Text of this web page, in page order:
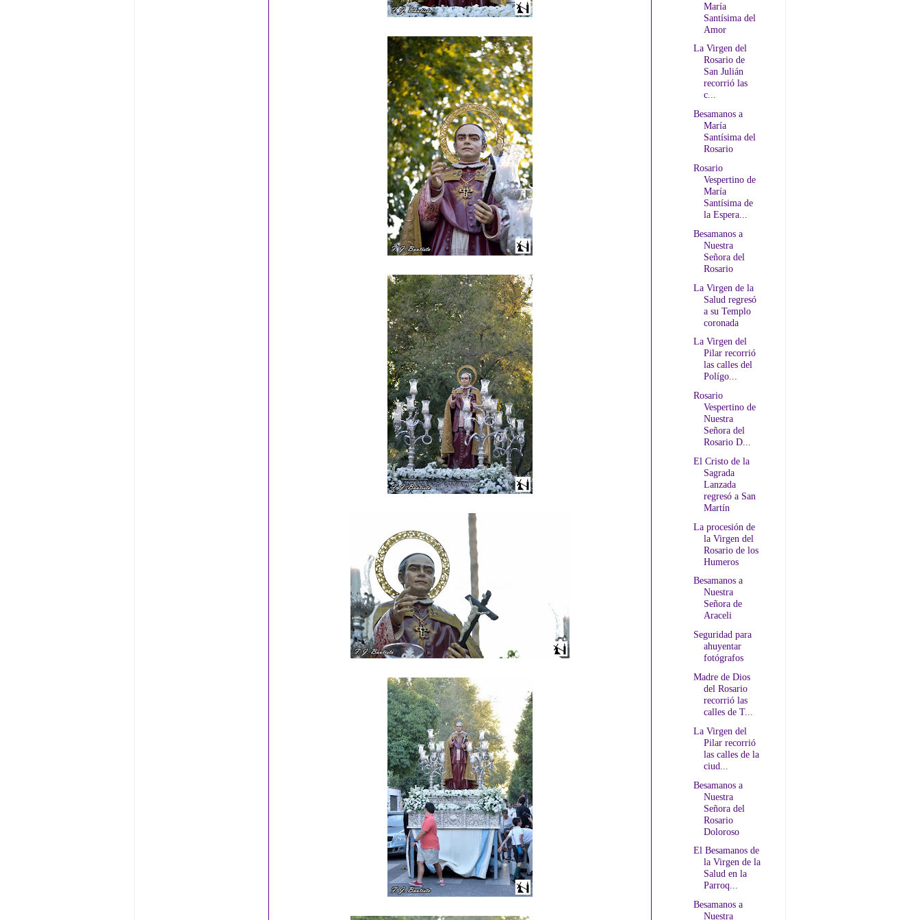
María
Santísima del
Amor
La Virgen del
Rosario de
San Julián
recorrió las
c...
Besamanos a
María
Santísima del
Rosario
Rosario
Vespertino de
María
Santísima de
la Espera...
Besamanos a
Nuestra
Señora del
Rosario
La Virgen de la
Salud regresó
a su Templo
coronada
La Virgen del
Pilar recorrió
las calles del
Polígo...
Rosario
Vespertino de
Nuestra
Señora del
Rosario D...
El Cristo de la
Sagrada
Lanzada
regresó a San
Martín
La procesión de
la Virgen del
Rosario de los
Humeros
Besamanos a
Nuestra
Señora de
Araceli
Seguridad para
ahuyentar
fotógrafos
Madre de Dios
del Rosario
recorrió las
calles de T...
La Virgen del
Pilar recorrió
las calles de la
ciud...
Besamanos a
Nuestra
Señora del
Rosario
Doloroso
El Besamanos de
la Virgen de la
Salud en la
Parroq...
Besamanos a
Nuestra